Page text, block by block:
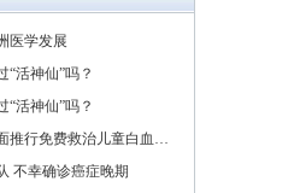
医学发展
“活神仙”吗？
“活神仙”吗？
救治儿童白血病与先天性心脏病
不幸确诊癌症晚期